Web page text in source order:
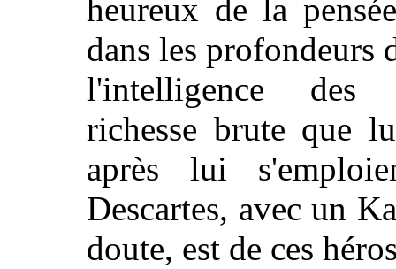
heureux de la
dans les profondeurs
l'intelligence des
richesse brute que
après lui
Descartes, avec un
doute, est de ces